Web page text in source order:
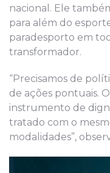
nacional. Ele
para além do
paradesporto em
transformador.
“Precisamos de
de ações pontuais.
instrumento de
tratado com o
modalidades”,